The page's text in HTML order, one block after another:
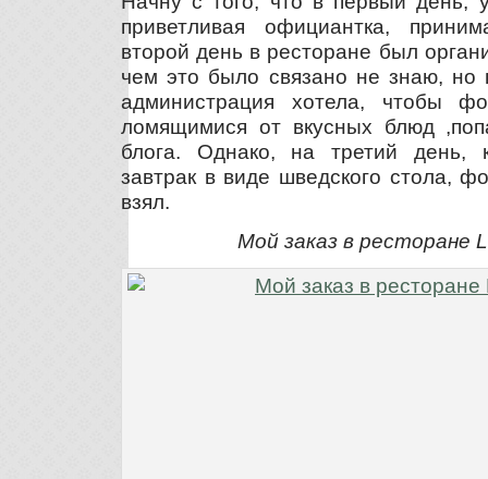
приветливая официантка,
второй день в ресторане был
чем это было связано не знаю, но
администрация хотела, чтобы
ломящимися от вкусных блюд
блога. Однако, на третий день,
завтрак в виде шведского стола,
взял.
Мой заказ в ресторане